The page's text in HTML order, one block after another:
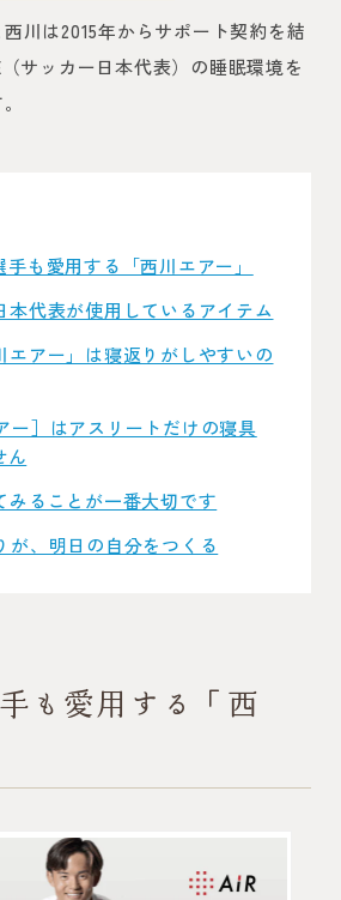
川は2015年からサポート契約を結
（サッカー日本代表）の睡眠環境を
も愛用する「西川エアー」
本代表が使用しているアイテム
エアー」は寝返りがしやすいの
ー］はアスリートだけの寝具
ん
みることが一番大切です
が、明日の自分をつくる
も愛用する「西